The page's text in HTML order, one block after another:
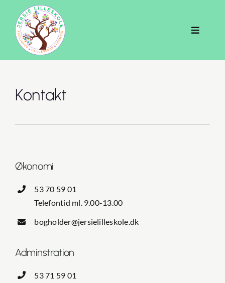
content
Toggle
Bliv elev
SFO
Skolen
Lovkrav
Politikker
Kontakt
Kontakt
Økonomi
53 70 59 01
Telefontid ml. 9.00-13.00
bogholder@jersielilleskole.dk
Adminstration
53 71 59 01